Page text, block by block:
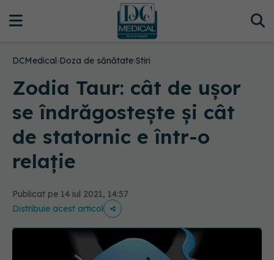
DCMedical›Doza de sănătate›Stiri
Zodia Taur: cât de ușor
se îndrăgostește și cât
de statornic e într-o
relație
Publicat pe 14 iul 2021, 14:57
Distribuie acest articol